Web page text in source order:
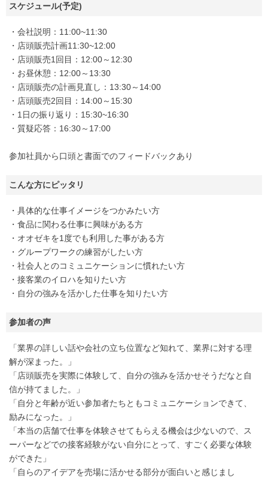
スケジュール(予定)
・会社説明：11:00~11:30
・店頭販売計画11:30~12:00
・店頭販売1回目：12:00～12:30
・お昼休憩：12:00～13:30
・店頭販売の計画見直し：13:30～14:00
・店頭販売2回目：14:00～15:30
・1日の振り返り：15:30~16:30
・質疑応答：16:30～17:00
参加社員から口頭と書面でのフィードバックあり
こんな方にピッタリ
・具体的な仕事イメージをつかみたい方
・食品に関わる仕事に興味がある方
・オオゼキを1度でも利用した事がある方
・グループワークの練習がしたい方
・社会人とのコミュニケーションに慣れたい方
・接客業のイロハを知りたい方
・自分の強みを活かした仕事を知りたい方
参加者の声
「業界の詳しい話や会社の立ち位置など知れて、業界に対する理
解が深まった。」
「店頭販売を実際に体験して、自分の強みを活かせそうだなと自
信が持てました。」
「自分と年齢が近い参加者たちともコミュニケーションできて、
励みになった。」
「本当の店舗で仕事を体験させてもらえる機会は少ないので、ス
ーパーなどでの接客経験がない自分にとって、すごく必要な体験
ができた」
「自らのアイデアを売場に活かせる部分が面白いと感じまし